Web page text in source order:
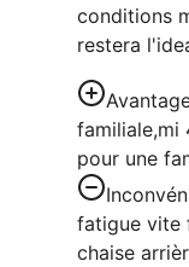
conditions
restera
familiale,mi
pour une
fatigue vite
chaise